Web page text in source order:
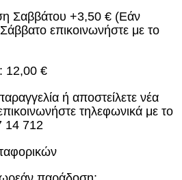
Σαββάτου +3,50 € (Εάν
επικοινωνήστε με το
12,00 €
ή αποστείλετε νέα
τηλεφωνικά με το
14 712